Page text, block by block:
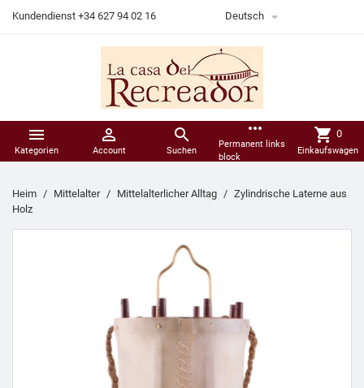
Kundendienst +34 627 94 02 16 Deutsch 

Kategorien

Account

Suchen
more_horiz
Permanent links
block
shopping_cart 0
Einkaufswagen
Heim Mittelalter Mittelalterlicher Alltag
Zylindrische Laterne aus
Holz